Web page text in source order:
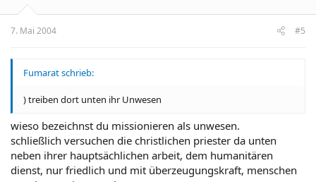
7. Mai 2004 #5
Fumarat schrieb:
) treiben dort unten ihr Unwesen
wieso bezeichnst du missionieren als unwesen.
schließlich versuchen die christlichen priester da unten
neben ihrer hauptsächlichen arbeit, dem humanitären
dienst, nur friedlich und mit überzeugungskraft, menschen